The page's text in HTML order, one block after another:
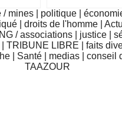
/ mines politique
|droits de l'homme |
/ associations justice
TRIBUNE LIBRE
faits
Santé medias |conseil
TAAZOUR